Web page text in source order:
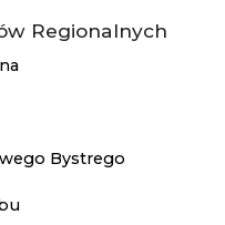
Regionalnych
Bystrego